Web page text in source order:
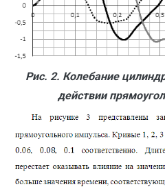
Рис. 2. Колебание
действии